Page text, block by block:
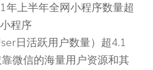
上半年全网小程序数量超
程序
日活跃用户数量）超4.1
微信的海量用户资源和其